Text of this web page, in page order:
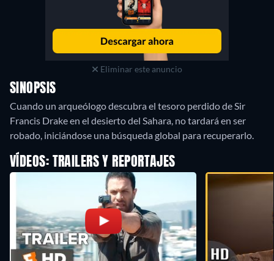
Eliminar este anuncio
SINOPSIS
Cuando un arqueólogo descubra el tesoro perdido de Sir
Francis Drake en el desierto del Sahara, no tardará en ser
robado, iniciándose una búsqueda global para recuperarlo.
VÍDEOS: TRAILERS Y REPORTAJES